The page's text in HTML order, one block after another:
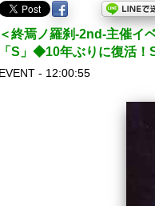
＜終焉ノ羅刹-2nd-主催イ
「S」◆10年ぶりに復活！
EVENT - 12:00:55